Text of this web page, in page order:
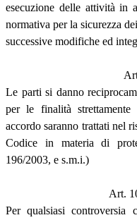
esecuzione delle attività in
normativa per la sicurezza
successive modifiche ed
Le parti si danno
per le finalità strettamente
accordo saranno trattati nel
Codice in materia di
196/2003, e s.m.i.)
Art.
Per qualsiasi controversia